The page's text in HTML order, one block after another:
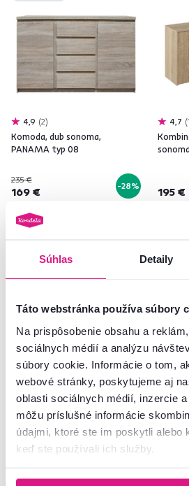
Súhlas Detaily
Táto webstránka používa súbory
Na prispôsobenie obsahu a
sociálnych médií a analýzu
súbory cookie. Informácie o tom,
webové stránky, poskytujeme aj
oblasti sociálnych médií, inzercie
môžu príslušné informácie
údajmi, ktoré ste im poskytli alebo
keď ste používali ich služby.
4,9 2
Komoda, dub sonoma,
PANAMA typ 08
235 €
169 € -28%
4,7
195 €
Často kupované spolu